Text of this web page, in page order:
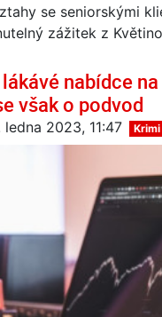
se seniorskými
zážitek z
nabídce na
však o podvod
2023, 11:47 Krimi